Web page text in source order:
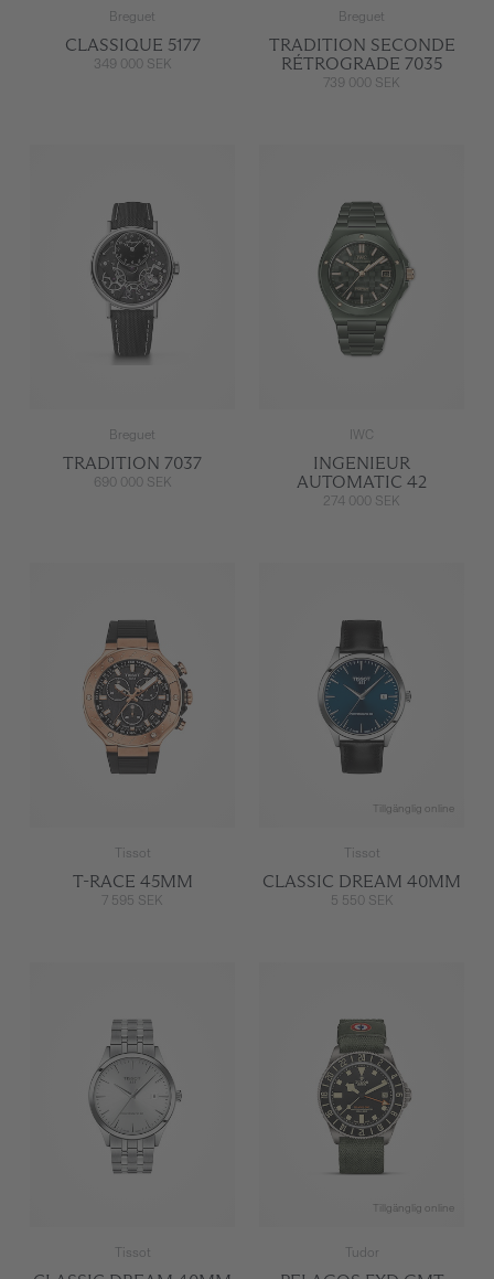
Breguet
CLASSIQUE 5177
349 000 SEK
Breguet
TRADITION SECONDE
RÉTROGRADE 7035
739 000 SEK
Breguet
TRADITION 7037
690 000 SEK
IWC
INGENIEUR
AUTOMATIC 42
274 000 SEK
Tissot
T-RACE 45MM
7 595 SEK
Tillgänglig online
Tissot
CLASSIC DREAM 40MM
5 550 SEK
Tissot
Tillgänglig online
Tudor